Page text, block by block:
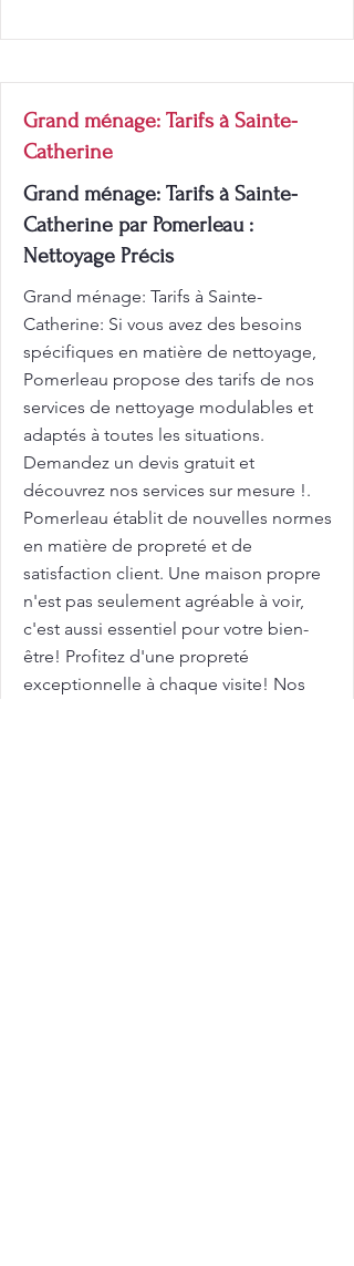
Grand ménage: Tarifs à Sainte-
Catherine
Grand ménage: Tarifs à Sainte-
Catherine par Pomerleau :
Nettoyage Précis
Grand ménage: Tarifs à Sainte-
Catherine: Si vous avez des besoins
spécifiques en matière de nettoyage,
Pomerleau propose des tarifs de nos
services de nettoyage modulables et
adaptés à toutes les situations.
Demandez un devis gratuit et
découvrez nos services sur mesure !.
Pomerleau établit de nouvelles normes
en matière de propreté et de
satisfaction client. Une maison propre
n'est pas seulement agréable à voir,
c'est aussi essentiel pour votre bien-
être! Profitez d'une propreté
exceptionnelle à chaque visite! Nos